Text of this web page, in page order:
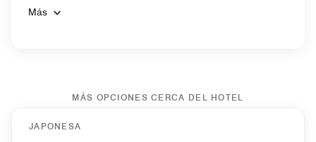
Más
MÁS OPCIONES CERCA DEL HOTEL
JAPONESA